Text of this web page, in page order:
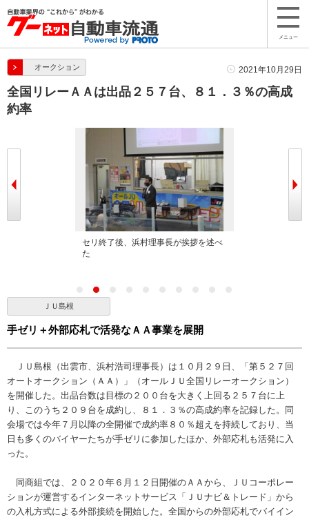
メニュー
オークション 2021年10月29日
全国リレーＡＡは出品２５７台、８１．３％の高成
約率
セリ終了後、浜村理事長が挨拶を述べ
た
ＪＵ島根
手ゼリ＋外部応札で活発なＡＡ事業を展開
ＪＵ島根（出雲市、浜村浩司理事長）は１０月２９日、「第５２７回
オートオークション（ＡＡ）」（オールＪＵ全国リレーオークション）
を開催した。出品台数は目標の２００台を大きく上回る２５７台に上
り、このうち２０９台を成約し、８１．３％の高成約率を記録した。同
会場では今年７月以降の全開催で成約率８０％超えを持続しており、当
日も多くのバイヤーたちが手ゼリに参加したほか、外部応札も活発に入
った。
同商組では、２０２０年６月１２日開催のＡＡから、ＪＵコーポレー
ションが運営するインターネットサービス「ＪＵナビ＆トレード」から
の入札方式による外部接続を開始した。全国からの外部応札でバイイン